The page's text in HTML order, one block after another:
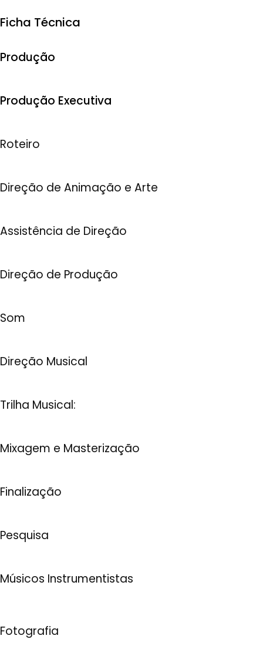
Ficha Técnica
Produção
Produção Executiva
Roteiro
Direção de Animação e Arte
Assistência de Direção
Direção de Produção
Som
Direção Musical
Trilha Musical:
Mixagem e Masterização
Finalização
Pesquisa
Músicos Instrumentistas
Fotografia